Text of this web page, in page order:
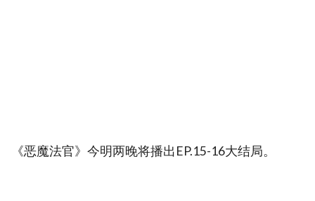
《恶魔法官》今明两晚将播出EP.15-16大结局。